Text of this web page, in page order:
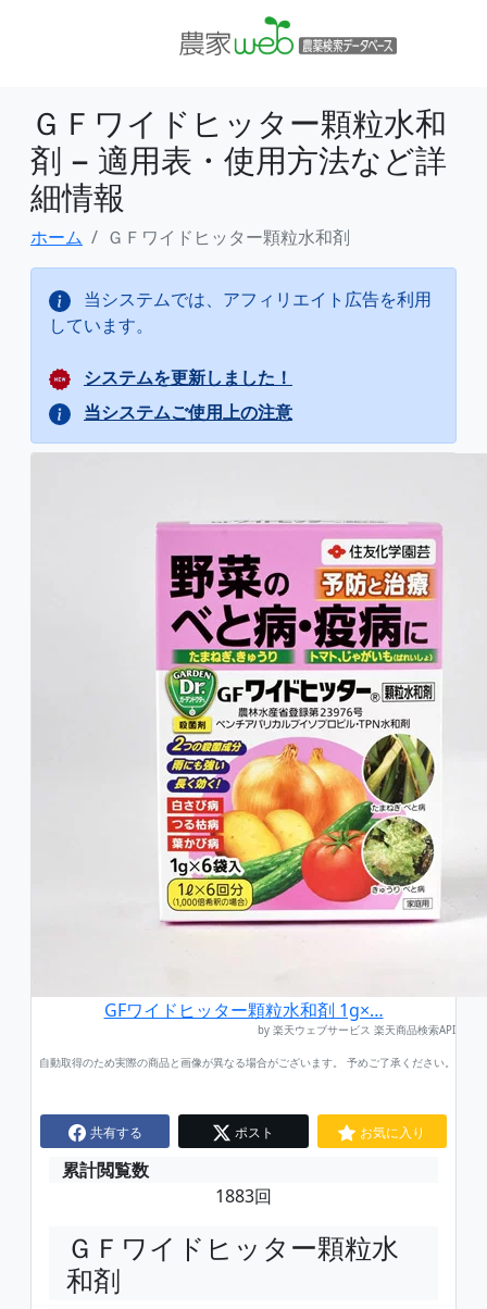
ＧＦワイドヒッター顆粒水和
剤 − 適用表・使用方法など詳
細情報
ホーム ＧＦワイドヒッター顆粒水和剤
当システムでは、アフィリエイト広告を利用
しています。
システムを更新しました！
当システムご使用上の注意
GFワイドヒッター顆粒水和剤 1g×…
by 楽天ウェブサービス 楽天商品検索API
自動取得のため実際の商品と画像が異なる場合がございます。 予めご了承ください。
共有する ポスト お気に入り
累計閲覧数
1883回
ＧＦワイドヒッター顆粒水
和剤